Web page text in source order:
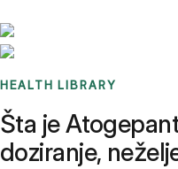
HEALTH LIBRARY
Šta je
doziranje,